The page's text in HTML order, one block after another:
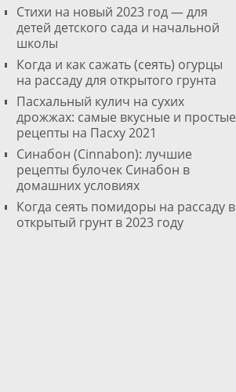
Стихи на новый 2023 год — для
детей детского сада и начальной
школы
Когда и как сажать (сеять) огурцы
на рассаду для открытого грунта
Пасхальный кулич на сухих
дрожжах: самые вкусные и простые
рецепты на Пасху 2021
Cинабон (Cinnabon): лучшие
рецепты булочек Синабон в
домашних условиях
Когда сеять помидоры на рассаду в
открытый грунт в 2023 году